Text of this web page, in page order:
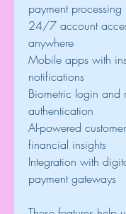
payment processing
24/7 account
anywhere
Mobile apps with
notifications
Biometric login and
authentication
AI-powered
financial insights
Integration with
payment gateways